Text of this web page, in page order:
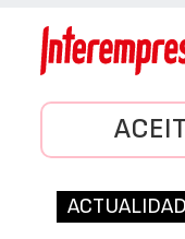
ACTUALIDAD